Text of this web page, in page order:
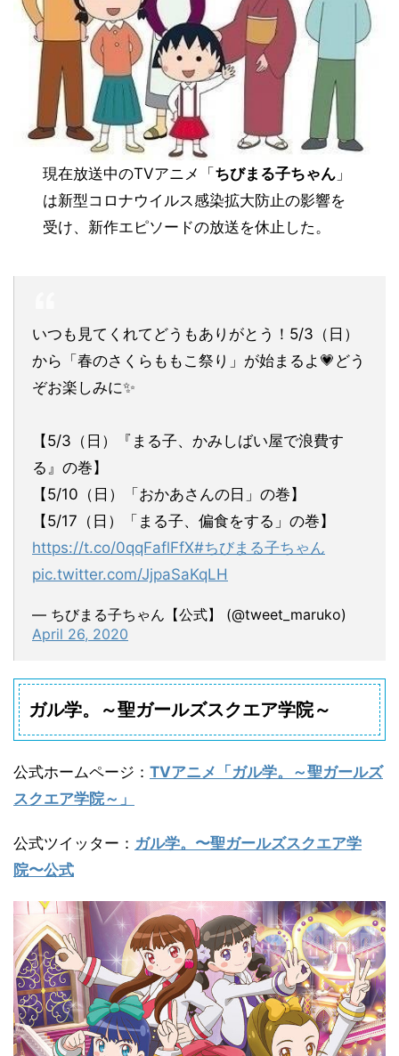
現在放送中のTVアニメ「 ちびまる子ちゃん 」
は新型コロナウイルス感染拡大防止の影響を
受け、新作エピソードの放送を休止 した。
いつも見てくれてどうもありがとう！5/3（日）
から「春のさくらももこ祭り」が始まるよ💗どう
ぞお楽しみに✨
【5/3（日）『まる子、かみしばい屋で浪費す
る』の巻】
【5/10（日）「おかあさんの日」の巻】
【5/17（日）「まる子、偏食をする」の巻】
https://t.co/0qqFaflFfX#ちびまる子ちゃん
pic.twitter.com/JjpaSaKqLH
— ちびまる子ちゃん【公式】 (@tweet_maruko)
April 26, 2020
ガル学。～聖ガールズスクエア学院～
公式ホームページ ： TVアニメ「ガル学。～聖ガールズ
スクエア学院～」
公式ツイッター ： ガル学。〜聖ガールズスクエア学
院〜公式